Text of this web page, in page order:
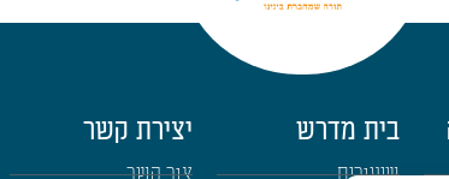
בית מדרש יצירת קשר